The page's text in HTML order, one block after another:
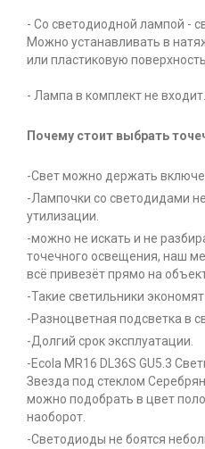
- Со светодиодной лампой -
Можно устанавливать в
или пластиковую
- Лампа в комплект не входит.
Почему стоит выбрать
-Свет можно держать
-Лампочки со светодидами
утилизации.
-можно не искать и не
точечного освещения, наш
всё привезёт прямо на
-Такие светильники
-Разноцветная подсветка в
-Долгий срок эксплуатации.
-Ecola MR16 DL36S GU5.3
Звезда под стеклом
можно подобрать в цвет
наоборот.
-Светодиоды не боятся